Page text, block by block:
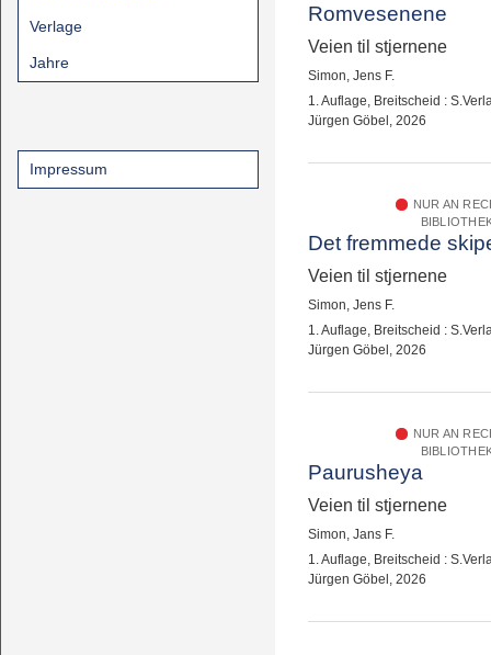
Verlage
Jahre
Impressum
Romvesenene
Veien til stjernene
Simon, Jens F.
1. Auflage, Breitscheid :
Jürgen Göbel, 2026
NUR AN
Det fremmede
Veien til stjernene
Simon, Jens F.
1. Auflage, Breitscheid :
Jürgen Göbel, 2026
NUR AN
Paurusheya
Veien til stjernene
Simon, Jans F.
1. Auflage, Breitscheid :
Jürgen Göbel, 2026